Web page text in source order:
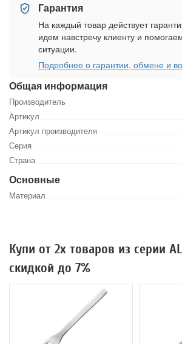
Общая информация
Производитель
Артикул
Артикул производителя
Серия
Страна
Основные
Материал
Гарантия
На каждый товар действует
идем навстречу клиенту и
ситуации.
Подробнее о гарантии, обмене и
Купи от 2х товаров из серии
скидкой до 7%